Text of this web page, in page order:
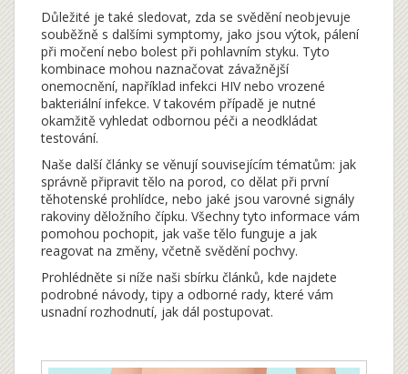
Důležité je také sledovat, zda se svědění neobjevuje
souběžně s dalšími symptomy, jako jsou výtok, pálení
při močení nebo bolest při pohlavním styku. Tyto
kombinace mohou naznačovat závažnější
onemocnění, například infekci HIV nebo vrozené
bakteriální infekce. V takovém případě je nutné
okamžitě vyhledat odbornou péči a neodkládat
testování.
Naše další články se věnují souvisejícím tématům: jak
správně připravit tělo na porod, co dělat při první
těhotenské prohlídce, nebo jaké jsou varovné signály
rakoviny děložního čípku. Všechny tyto informace vám
pomohou pochopit, jak vaše tělo funguje a jak
reagovat na změny, včetně svědění pochvy.
Prohlédněte si níže naši sbírku článků, kde najdete
podrobné návody, tipy a odborné rady, které vám
usnadní rozhodnutí, jak dál postupovat.